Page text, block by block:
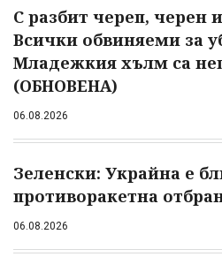
С разбит череп, черен
Всички обвиняеми за
Младежкия хълм са
(ОБНОВЕНА)
06.08.2026
Зеленски: Украйна е
противоракетна
06.08.2026